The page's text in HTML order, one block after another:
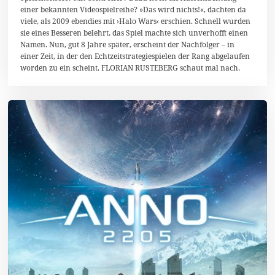
r
i
2
0
1
7
einer bekannten Videospielreihe? »Das wird nichts!«, dachten da
viele, als 2009 ebendies mit ›Halo Wars‹ erschien. Schnell wurden
sie eines Besseren belehrt, das Spiel machte sich unverhofft einen
Namen. Nun, gut 8 Jahre später, erscheint der Nachfolger – in
einer Zeit, in der den Echtzeitstrategiespielen der Rang abgelaufen
worden zu ein scheint. FLORIAN RUSTEBERG schaut mal nach.